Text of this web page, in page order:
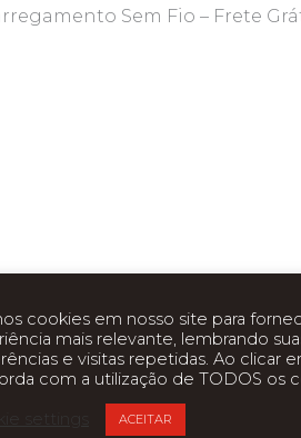
Sem Fio – Frete
Bluetooth
cookies em nosso site para
mais relevante, lembrando
e visitas repetidas. Ao clicar
com a utilização de TODOS os
ACEITAR